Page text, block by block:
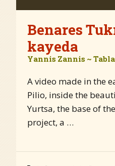
Benares
kayeda
Yannis Zannis ~ Tabla
A video made in the
Pilio, inside the
Yurtsa, the base of
project, a …